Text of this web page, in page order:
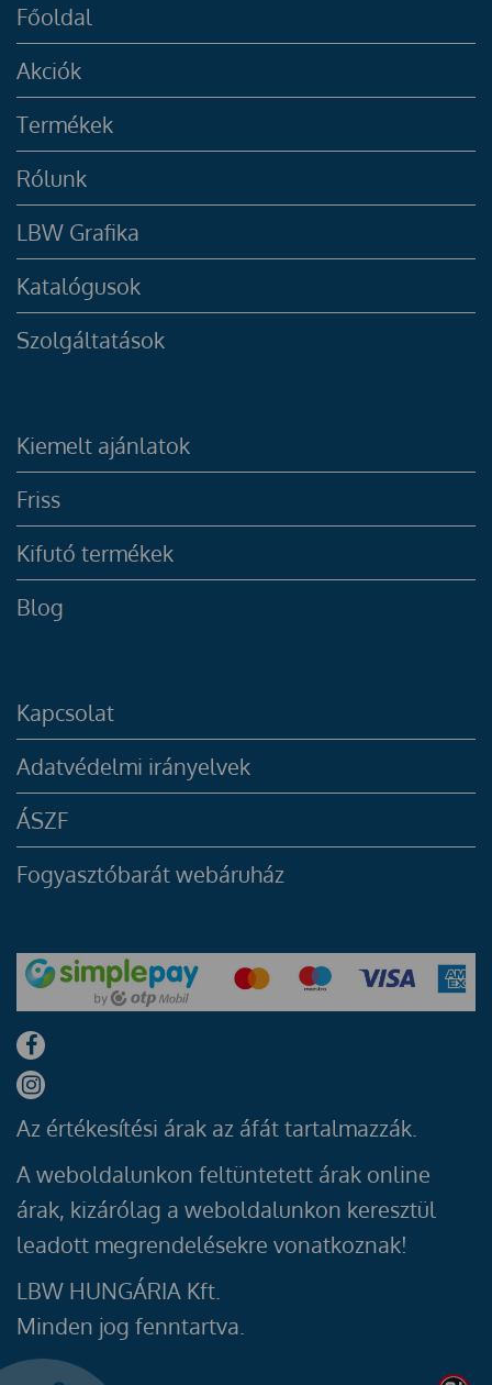
Főoldal
Akciók
Termékek
Rólunk
LBW Grafika
Katalógusok
Szolgáltatások
Kiemelt ajánlatok
Friss
Kifutó termékek
Blog
Kapcsolat
Adatvédelmi irányelvek
ÁSZF
Fogyasztóbarát webáruház
Az értékesítési árak az áfát tartalmazzák.
A weboldalunkon feltüntetett árak online
árak, kizárólag a weboldalunkon keresztül
leadott megrendelésekre vonatkoznak!
LBW HUNGÁRIA Kft.
Minden jog fenntartva.